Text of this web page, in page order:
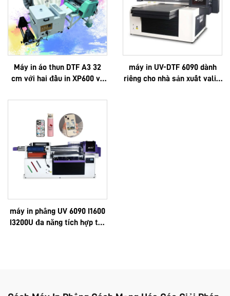
Máy in áo thun DTF A3 32
cm với hai đầu in XP600 và
máy in UV-DTF 6090 dành
riêng cho nhà sản xuất vali –
máy in phẳng UV 6090 I1600
I3200U đa năng tích hợp tất